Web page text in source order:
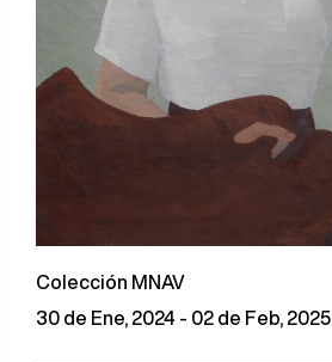
Colección MNAV
30 de Ene, 2024 - 02 de Feb, 2025